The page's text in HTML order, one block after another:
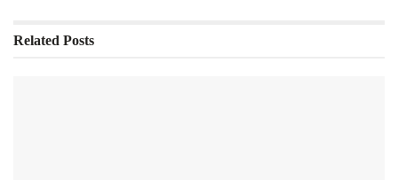
Related Posts